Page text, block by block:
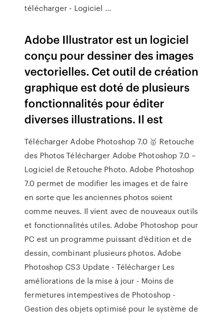
télécharger - Logiciel ...
Adobe Illustrator est un logiciel
conçu pour dessiner des images
vectorielles. Cet outil de création
graphique est doté de plusieurs
fonctionnalités pour éditer
diverses illustrations. Il est
Télécharger Adobe Photoshop 7.0 🥇 Retouche
des Photos Télécharger Adobe Photoshop 7.0 –
Logiciel de Retouche Photo. Adobe Photoshop
7.0 permet de modifier les images et de faire
en sorte que les anciennes photos soient
comme neuves. Il vient avec de nouveaux outils
et fonctionnalités utiles. Adobe Photoshop pour
PC est un programme puissant d’édition et de
dessin, combinant plusieurs photos. Adobe
Photoshop CS3 Update - Télécharger Les
améliorations de la mise à jour - Moins de
fermetures intempestives de Photoshop -
Gestion des objets optimisé pour le système de